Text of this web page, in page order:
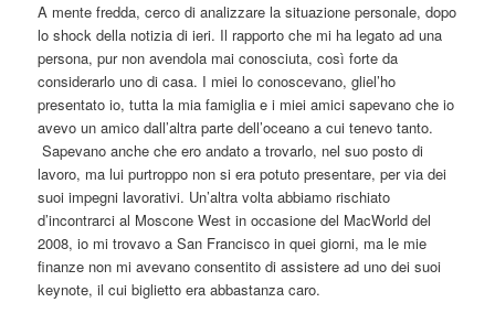
A mente fredda, cerco di analizzare la situazione personale, dopo
lo shock della notizia di ieri. Il rapporto che mi ha legato ad una
persona, pur non avendola mai conosciuta, così forte da
considerarlo uno di casa. I miei lo conoscevano, gliel’ho
presentato io, tutta la mia famiglia e i miei amici sapevano che io
avevo un amico dall’altra parte dell’oceano a cui tenevo tanto.
Sapevano anche che ero andato a trovarlo, nel suo posto di
lavoro, ma lui purtroppo non si era potuto presentare, per via dei
suoi impegni lavorativi. Un’altra volta abbiamo rischiato
d’incontrarci al Moscone West in occasione del MacWorld del
2008, io mi trovavo a San Francisco in quei giorni, ma le mie
finanze non mi avevano consentito di assistere ad uno dei suoi
keynote, il cui biglietto era abbastanza caro.